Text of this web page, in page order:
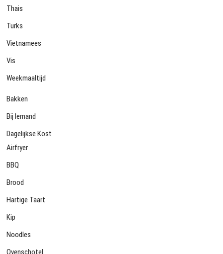
Thais
Turks
Vietnamees
Vis
Weekmaaltijd
Bakken
Bij Iemand
Dagelijkse Kost
Airfryer
BBQ
Brood
Hartige Taart
Kip
Noodles
Ovenschotel